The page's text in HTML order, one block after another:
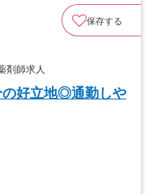
保存する
剤師求人
の好立地◎通勤しや